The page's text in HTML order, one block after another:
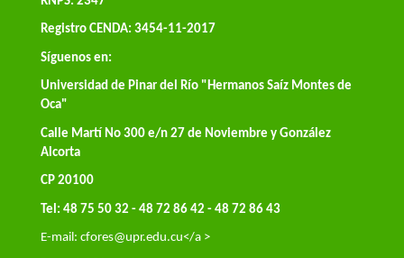
Registro CENDA: 3454-11-2017
Síguenos en:
Universidad de Pinar del Río "Hermanos Saíz Montes de
Oca"
Calle Martí No 300 e/n 27 de Noviembre y González
Alcorta
CP 20100
Tel: 48 75 50 32 - 48 72 86 42 - 48 72 86 43
E-mail: cfores@upr.edu.cu</a >